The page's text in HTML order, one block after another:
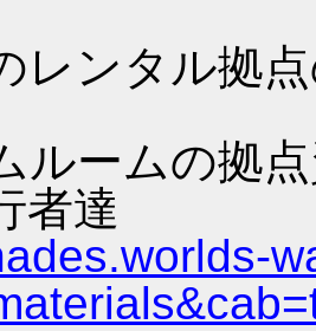
ンタル拠
ームの拠
者達